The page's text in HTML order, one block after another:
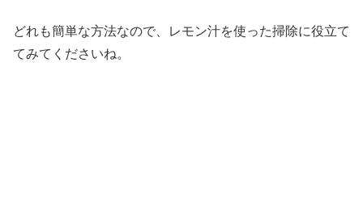
どれも簡単な方法なので、レモン汁を使った掃除に役立て
てみてくださいね。